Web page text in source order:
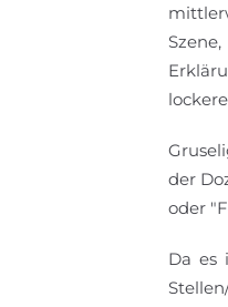
der
oder
Da es